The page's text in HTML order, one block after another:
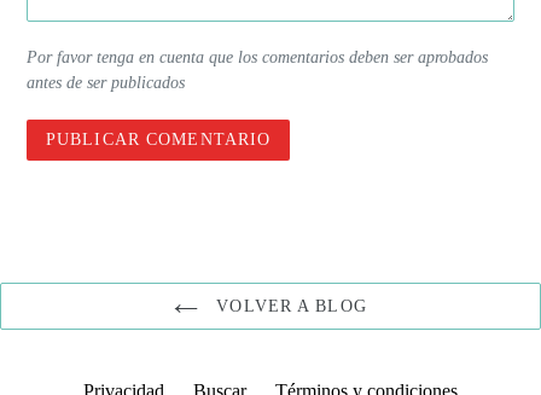
Por favor tenga en cuenta que los comentarios deben ser aprobados
antes de ser publicados
VOLVER A BLOG